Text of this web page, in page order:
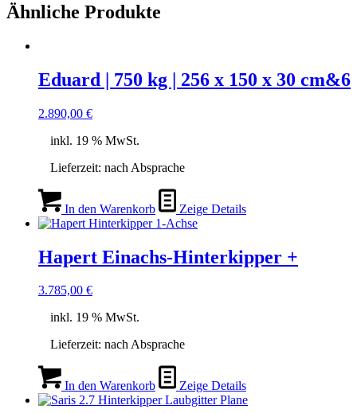
Ähnliche Produkte
Eduard | 750 kg | 256 x 150 x 30 cm&6
2.890,00 €
inkl. 19 % MwSt.
Lieferzeit: nach Absprache
In den Warenkorb Zeige Details
Hapert Einachs-Hinterkipper +
3.785,00 €
inkl. 19 % MwSt.
Lieferzeit: nach Absprache
In den Warenkorb Zeige Details